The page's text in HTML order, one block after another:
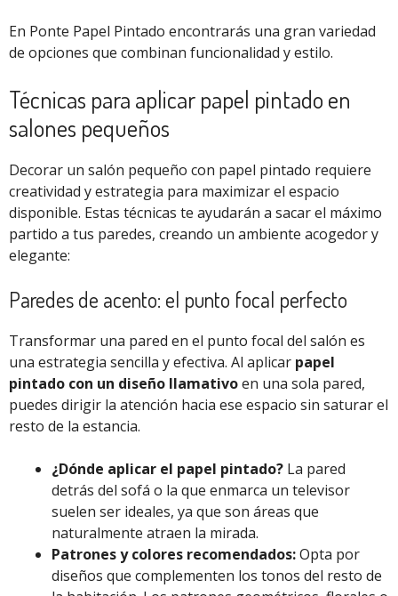
En Ponte Papel Pintado encontrarás una gran variedad
de opciones que combinan funcionalidad y estilo.
Técnicas para aplicar papel pintado en
salones pequeños
Decorar un salón pequeño con papel pintado requiere
creatividad y estrategia para maximizar el espacio
disponible. Estas técnicas te ayudarán a sacar el máximo
partido a tus paredes, creando un ambiente acogedor y
elegante:
Paredes de acento: el punto focal perfecto
Transformar una pared en el punto focal del salón es
una estrategia sencilla y efectiva. Al aplicar papel
pintado con un diseño llamativoen una sola pared,
puedes dirigir la atención hacia ese espacio sin saturar el
resto de la estancia.
¿Dónde aplicar el papel pintado? La pared
detrás del sofá o la que enmarca un televisor
suelen ser ideales, ya que son áreas que
naturalmente atraen la mirada.
Patrones y colores recomendados:Opta por
diseños que complementen los tonos del resto de